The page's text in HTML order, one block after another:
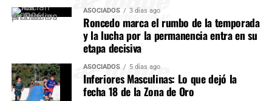
ASOCIADOS 3 días ago
Roncedo marca el rumbo de la temporada
y la lucha por la permanencia entra en su
etapa decisiva
ASOCIADOS 5 días ago
Inferiores Masculinas: Lo que dejó la
fecha 18 de la Zona de Oro